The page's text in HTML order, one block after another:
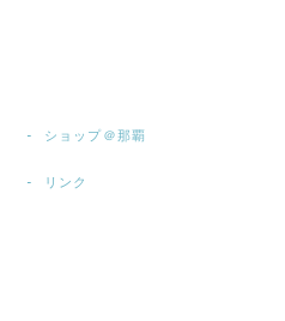
ショップ＠那覇
リンク